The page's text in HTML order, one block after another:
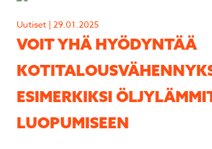
Uutiset | 29.01.2025
VOIT YHÄ HYÖDYNTÄÄ
ESIMERKIKSI
LUOPUMISEEN